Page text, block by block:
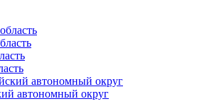
автономный округ
автономный округ